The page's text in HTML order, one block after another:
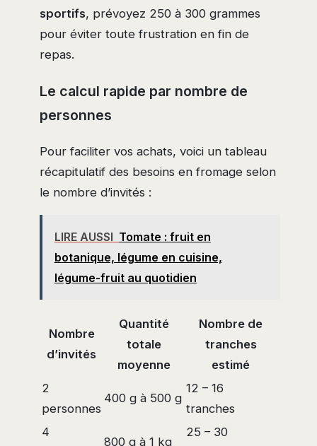
sportifs, prévoyez 250 à 300 grammes
pour éviter toute frustration en fin de
repas.
Le calcul rapide par nombre de
personnes
Pour faciliter vos achats, voici un tableau
récapitulatif des besoins en fromage selon
le nombre d’invités :
LIRE AUSSI Tomate : fruit en
botanique, légume en cuisine,
légume-fruit au quotidien
Nombre
d’invités
Quantité
totale
moyenne
Nombre de
tranches
estimé
2
personnes
400 g à 500 g
12 – 16
tranches
4
800 g à 1 kg
25 – 30